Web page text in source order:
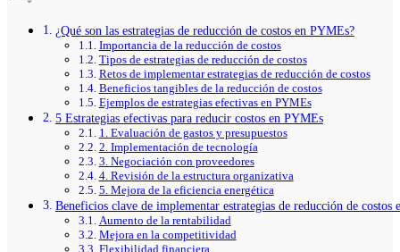
¿Qué son las estrategias de reducción de costos en PYMEs?
Importancia de la reducción de costos
Tipos de estrategias de reducción de costos
Retos de implementar estrategias de reducción de costos
Beneficios tangibles de la reducción de costos
Ejemplos de estrategias efectivas en PYMEs
5 Estrategias efectivas para reducir costos en PYMEs
1. Evaluación de gastos y presupuestos
2. Implementación de tecnología
3. Negociación con proveedores
4. Revisión de la estructura organizativa
5. Mejora de la eficiencia energética
Beneficios clave de implementar estrategias de reducción de costos
Aumento de la rentabilidad
Mejora en la competitividad
Flexibilidad financiera